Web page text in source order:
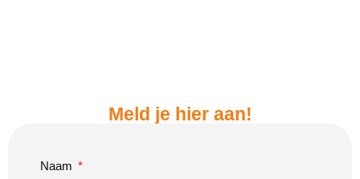
Meld je hier aan!
Naam